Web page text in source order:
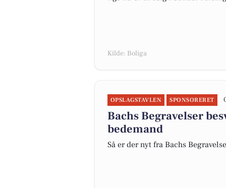
Kilde: Boliga
OPSLAGSTAVLEN SPONSORERET
Bachs Begravelser
bedemand
Så er der nyt fra Bachs